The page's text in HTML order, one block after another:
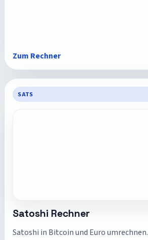
Zum Rechner
SATS
Satoshi Rechner
Satoshi in Bitcoin und Euro umrechnen.